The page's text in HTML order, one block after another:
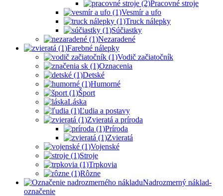
Pracovné stroje
Vesmír a ufo
Truck nálepky
Súčiastky
Nezaradené
Farebné nálepky
Vodič začiatočník
Oznacenia
Detské
Humorné
Šport
Láska
Ľudia a postavy
Zvieratá a príroda
Príroda
Zvieratá
Vojenské
Stroje
Trpkovia
Rôzne
Nadrozmerný náklad-
označenie